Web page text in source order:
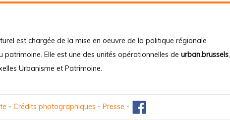
est chargée de la mise en oeuvre de la politique régionale
Elle est une des unités opérationnelles de urban.brussels,
Urbanisme et Patrimoine.
- Crédits photographiques - Presse -